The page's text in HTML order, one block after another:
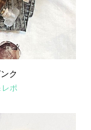
ク
ポ